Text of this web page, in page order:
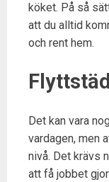
köket. På så
att du alltid
och rent hem.
Det kan vara
vardagen, men
nivå. Det krävs
att få jobbet